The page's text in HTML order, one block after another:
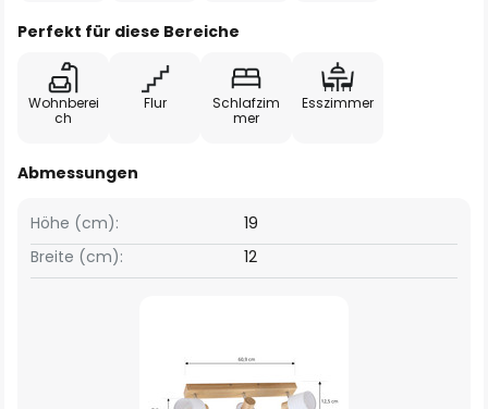
Perfekt für diese Bereiche
Wohnberei
ch
Flur
Schlafzim
mer
Esszimmer
Abmessungen
Breite (cm): 12
Höhe (cm): 19